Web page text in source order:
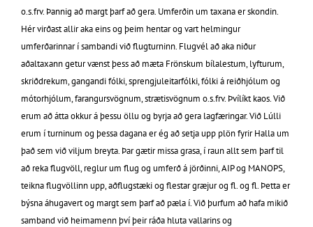
o.s.frv. Þannig að margt þarf að gera. Umferðin um taxana er skondin.
Hér virðast allir aka eins og þeim hentar og vart helmingur
umferðarinnar í sambandi við flugturninn. Flugvél að aka niður
aðaltaxann getur vænst þess að mæta Frönskum bílalestum, lyfturum,
skriðdrekum, gangandi fólki, sprengjuleitarfólki, fólki á reiðhjólum og
mótorhjólum, farangursvögnum, strætisvögnum o.s.frv. Þvílíkt kaos. Við
erum að átta okkur á þessu öllu og byrja að gera lagfæringar. Við Lúlli
erum í turninum og þessa dagana er ég að setja upp plön fyrir Halla um
það sem við viljum breyta. Þar gætir missa grasa, í raun allt sem þarf til
að reka flugvöll, reglur um flug og umferð á jörðinni, AIP og MANOPS,
teikna flugvöllinn upp, aðflugstæki og flestar græjur og fl. og fl. Þetta er
býsna áhugavert og margt sem þarf að pæla í. Við þurfum að hafa mikið
samband við heimamenn því þeir ráða hluta vallarins og